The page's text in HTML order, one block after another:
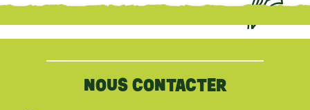
NOUS CONTACTER